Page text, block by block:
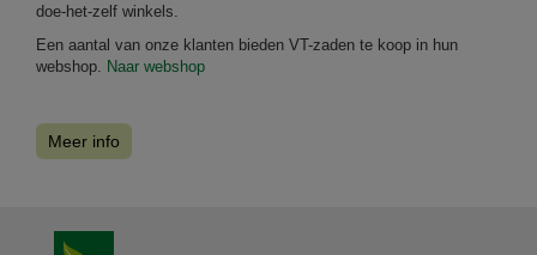
doe-het-zelf winkels.
Een aantal van onze klanten bieden VT-zaden te koop in hun
webshop. Naar webshop
Meer info